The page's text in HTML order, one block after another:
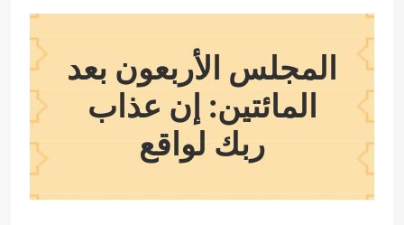
المجلس الأربعون بعد
المائتين: إن عذاب
ربك لواقع